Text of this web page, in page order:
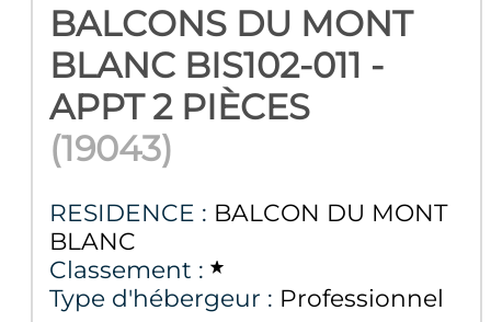
BALCONS DU MONT
BLANC BIS102-011 -
APPT 2 PIÈCES
(19043)
RESIDENCE : BALCON DU MONT
BLANC
Classement :
Type d'hébergeur : Professionnel